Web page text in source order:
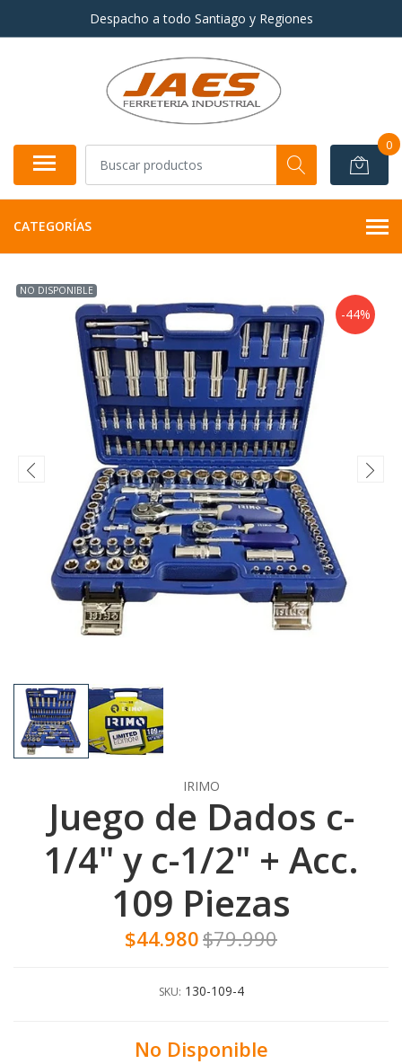
Despacho a todo Santiago y Regiones
0
CATEGORÍAS
NO DISPONIBLE
-44%
IRIMO
Juego de Dados c-
1/4" y c-1/2" + Acc.
109 Piezas
$44.980$79.990
SKU: 130-109-4
No Disponible